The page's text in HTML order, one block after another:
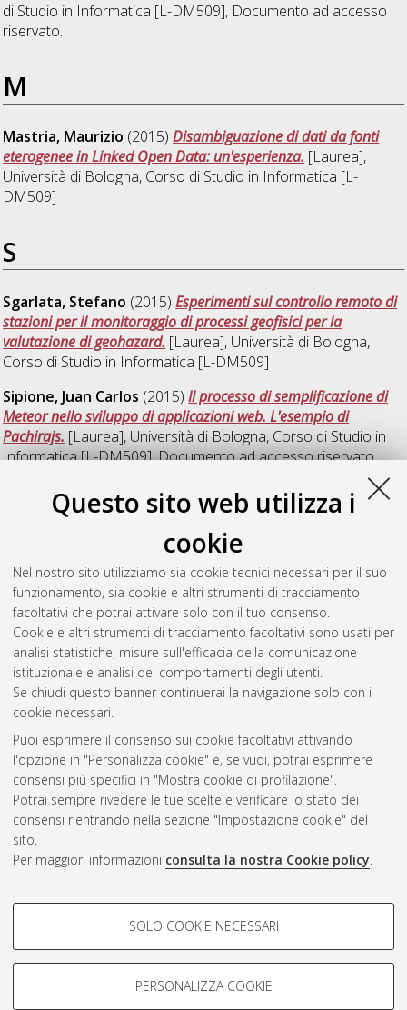
Questo sito web utilizza i
cookie
Nel nostro sito utilizziamo sia cookie tecnici necessari per il suo
funzionamento, sia cookie e altri strumenti di tracciamento
facoltativi che potrai attivare solo con il tuo consenso.
Cookie e altri strumenti di tracciamento facoltativi sono usati per
analisi statistiche, misure sull'efficacia della comunicazione
istituzionale e analisi dei comportamenti degli utenti.
Se chiudi questo banner continuerai la navigazione solo con i
cookie necessari.
Puoi esprimere il consenso sui cookie facoltativi attivando
l'opzione in "Personalizza cookie" e, se vuoi, potrai esprimere
consensi più specifici in "Mostra cookie di profilazione".
Potrai sempre rivedere le tue scelte e verificare lo stato dei
consensi rientrando nella sezione "Impostazione cookie" del
sito.
Per maggiori informazioni consulta la nostra Cookie policy.
COOKIE DI PROFILAZIONE -
Si tratta di cookie utilizzati per analizzare le caratteristiche della
navigazione degli utenti, creare profili in base al loro comportamento
SOLO COOKIE NECESSARI
PERSONALIZZA COOKIE
di Studio in Informatica [L-DM509], Documento ad accesso
riservato.
M
Mastria, Maurizio (2015)Disambiguazione di dati da fonti
eterogenee in Linked Open Data: un'esperienza. [Laurea],
Università di Bologna, Corso di Studio in Informatica [L-
DM509]
S
Sgarlata, Stefano (2015)Esperimenti sul controllo remoto di
stazioni per il monitoraggio di processi geofisici per la
valutazione di geohazard. [Laurea], Università di Bologna,
Corso di Studio in Informatica [L-DM509]
Sipione, Juan Carlos (2015)Il processo di semplificazione di
Meteor nello sviluppo di applicazioni web. L'esempio di
Pachirajs. [Laurea], Università di Bologna, Corso di Studio in
Informatica [L-DM509], Documento ad accesso riservato.
analogica a digitale.[Laurea], Università di Bologna, Corso di
Studio inInformatica [L-DM509], Documento ad accesso
riservato.
Questa lista e' stata generata ilWed Aug 5 20:43:54 2026
CEST
Atom
Rss 1.0
Rss 2.0
AMS Laurea
Impostazioni Cookie
Informativa sulla privacy
Condizioni d’uso del sito